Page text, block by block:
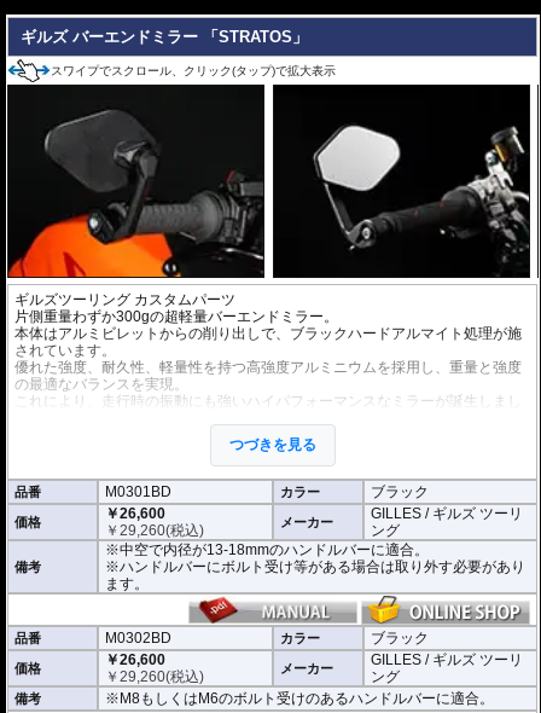
ギルズ バーエンドミラー 「STRATOS」
スワイプでスクロール、クリック(タップ)で拡大表示
ギルズツーリング カスタムパーツ
片側重量わずか300gの超軽量バーエンドミラー。
本体はアルミビレットからの削り出しで、ブラックハードアルマイト処理が施
されています。
優れた強度、耐久性、軽量性を持つ高強度アルミニウムを採用し、重量と強度
の最適なバランスを実現。
これにより、走行時の振動にも強いハイパフォーマンスなミラーが誕生しまし
ミラーの角度や位置も調整が可能。視認性など安全へ関わる要素へも細心の注
※車検対応。
※1個単位での販売
※左右どちらにも使用できます。
※商品は汎用品となり、主に２系統の取り付け方法をラインナップ。
(取付確認がされているものは下記の適合検索で適合品番をご確認いただけま
M0301BD 中空で内径が13-18mmのハンドルバーに適合
M0302BD M8もしくはM6のボルト受けのあるハンドルバーに適合
M0305BD M12のボルト受けのあるハンドルバーに適合
M0309BD 中空で内径が13-18mmのハンドルバーもしくはM18のボルト受け
のあるハンドルバーに適合
つづきを見る
品番 M0301BD カラー ブラック
価格
￥26,600
￥29,260(税込) メーカー
GILLES / ギルズ ツーリ
ング
備考
※中空で内径が13-18mmのハンドルバーに適合。
※ハンドルバーにボルト受け等がある場合は取り外す必要があり
ます。
品番 M0302BD カラー ブラック
価格
￥26,600
￥29,260(税込) メーカー
GILLES / ギルズ ツーリ
ング
備考 ※M8もしくはM6のボルト受けのあるハンドルバーに適合。